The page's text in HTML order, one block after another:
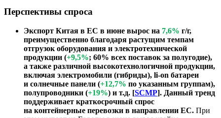
Перспективы спроса
Экспорт Китая в ЕС в июне вырос на 7,6% г/г,
преимущественно благодаря растущим темпам
отгрузок оборудования и электротехнической
продукции (+9,5%; 60% всех поставок за полугодие),
а также различной высокотехнологичной продукции,
включая электромобили (гибриды), li-on батареи
и солнечные панели (+12,7% по указанным группам),
полупроводники (+19%) и т.д. [SCMP]. Данный тренд
поддерживает краткосрочный спрос
на контейнерные перевозки в направлении ЕС. При